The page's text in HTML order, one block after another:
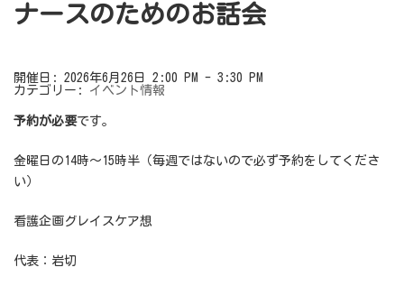
ナースのためのお話会
開催日: 2026年6月26日 2:00 PM - 3:30 PM
カテゴリー: イベント情報
予約が必要です。
金曜日の14時～15時半（毎週ではないので必ず予約をしてくださ
い）
看護企画グレイスケア想
代表：岩切